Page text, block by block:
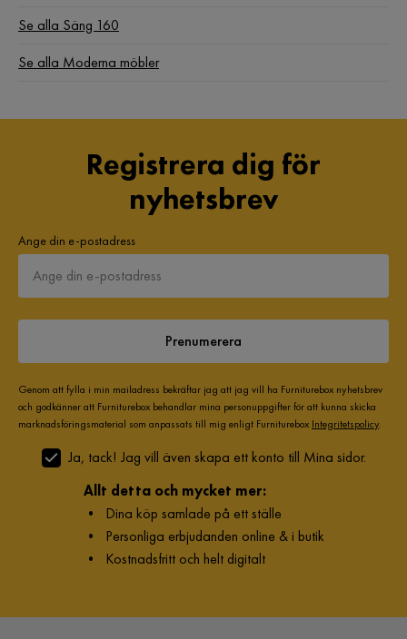
Se alla Säng 160
Se alla Moderna möbler
Registrera dig för
nyhetsbrev
Ange din e-postadress
Prenumerera
Genom att fylla i min mailadress bekräftar jag att jag vill ha Furniturebox nyhetsbrev
och godkänner att Furniturebox behandlar mina personuppgifter för att kunna skicka
marknadsföringsmaterial som anpassats till mig enligt Furniturebox Integritetspolicy.
Ja, tack! Jag vill även skapa ett konto till Mina sidor.
Allt detta och mycket mer:
• Dina köp samlade på ett ställe
• Personliga erbjudanden online & i butik
• Kostnadsfritt och helt digitalt